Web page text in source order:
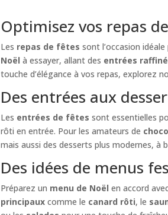
Optimisez vos repas
Les repas de fêtes sont l’occasion
Noël à essayer, allant des entrées
touche d’élégance à vos repas, explorez
Des entrées aux
Les entrées de fêtes sont essentielles
rôti en entrée. Pour les amateurs de
mais aussi des desserts plus modernes, à
Des idées de menus
Préparez un menu de Noël en accord
principaux comme le canard rôti, le